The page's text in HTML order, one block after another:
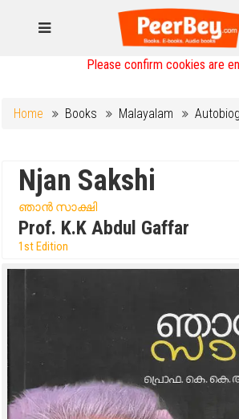
Please confirm cookies are
Home Books Malayalam
Njan Sakshi
ഞാൻ സാക്ഷി
Prof. K.K Abdul Gaffar
1st Edition